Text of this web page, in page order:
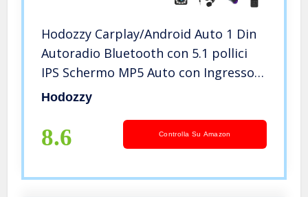
Hodozzy Carplay/Android Auto 1 Din
Autoradio Bluetooth con 5.1 pollici
IPS Schermo MP5 Auto con Ingresso
microfono Sintonizzatore FM AM ＋3
Telecamera retromarcia
Hodozzy
8.6 Controlla Su Amazon